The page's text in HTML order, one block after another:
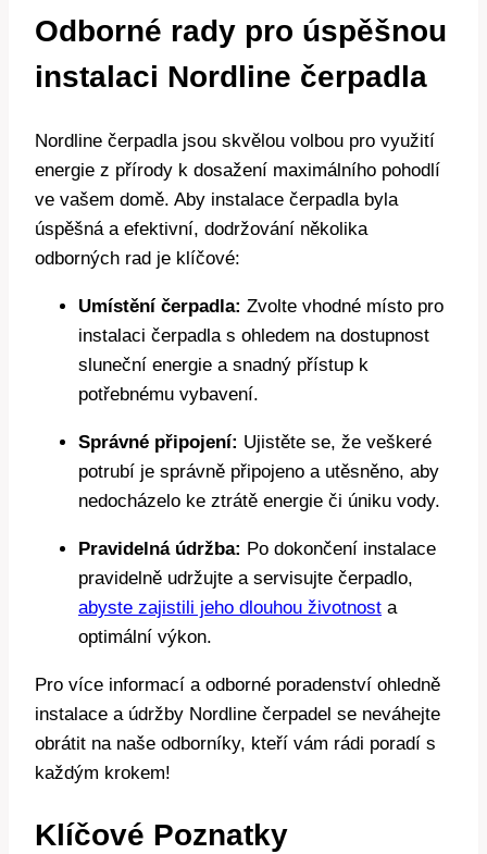
Odborné rady pro úspěšnou
instalaci Nordline čerpadla
Nordline čerpadla jsou skvělou volbou pro využití
energie z přírody k dosažení maximálního pohodlí
ve vašem domě. Aby instalace čerpadla byla
úspěšná a efektivní, dodržování několika
odborných rad je klíčové:
Umístění čerpadla: Zvolte vhodné místo pro
instalaci čerpadla s ohledem na dostupnost
sluneční energie a snadný přístup k
potřebnému vybavení.
Správné připojení: Ujistěte se, že veškeré
potrubí je správně připojeno a utěsněno, aby
nedocházelo ke ztrátě energie či úniku vody.
Pravidelná údržba: Po dokončení instalace
pravidelně udržujte a servisujte čerpadlo,
abyste zajistili jeho dlouhou životnost a
optimální výkon.
Pro více informací a odborné poradenství ohledně
instalace a údržby Nordline čerpadel se neváhejte
obrátit na naše odborníky, kteří vám rádi poradí s
každým krokem!
Klíčové Poznatky